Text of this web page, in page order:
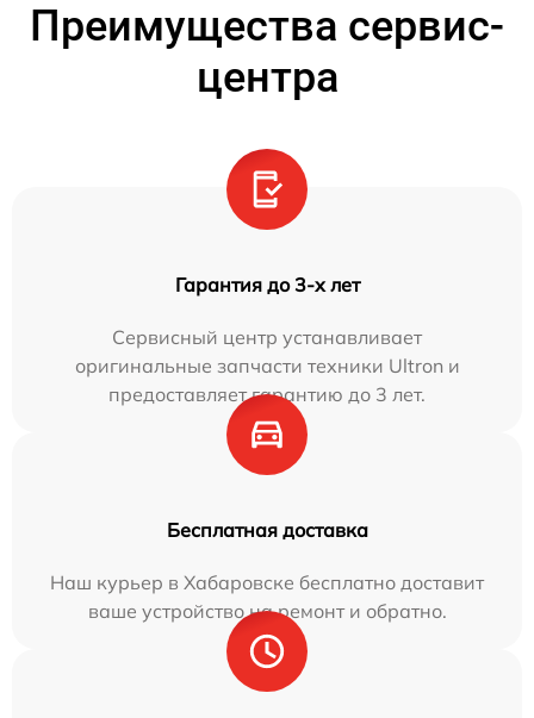
Преимущества сервис-
центра
Гарантия до 3-х лет
Сервисный центр устанавливает
оригинальные запчасти техники Ultron и
предоставляет гарантию до 3 лет.
Бесплатная доставка
Наш курьер в Хабаровске бесплатно доставит
ваше устройство на ремонт и обратно.